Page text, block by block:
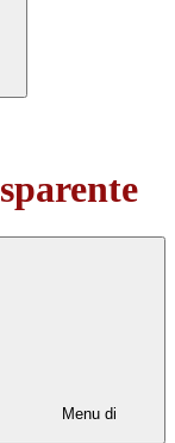
Menu di